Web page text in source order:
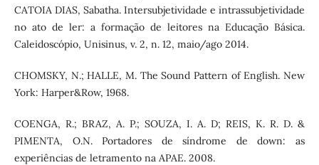
CATOIA DIAS, Sabatha. Intersubjetividade e intrassubjetividade
no ato de ler: a formação de leitores na Educação Básica.
Caleidoscópio, Unisinus, v. 2, n. 12, maio/ago 2014.
CHOMSKY, N.; HALLE, M. The Sound Pattern of English. New
York: Harper&Row, 1968.
COENGA, R.; BRAZ, A. P.; SOUZA, I. A. D; REIS, K. R. D. &
PIMENTA, O.N. Portadores de síndrome de down: as
experiências de letramento na APAE. 2008.